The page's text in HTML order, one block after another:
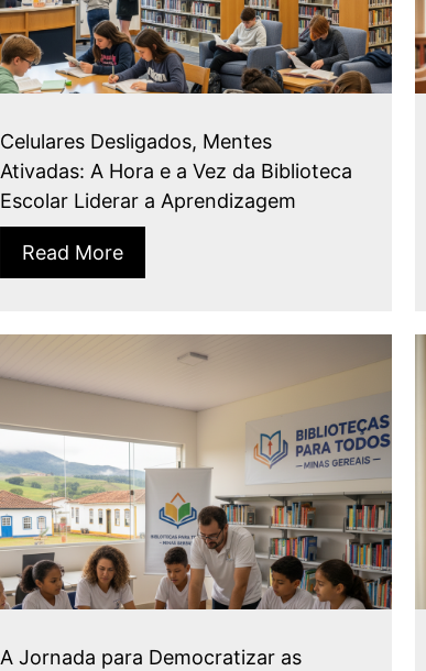
Celulares Desligados, Mentes
Ativadas: A Hora e a Vez da Biblioteca
Escolar Liderar a Aprendizagem
Read More
A Jornada para Democratizar as